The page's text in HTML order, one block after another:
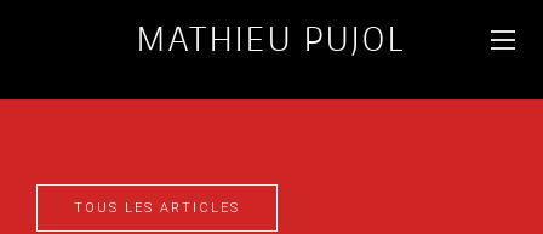
MATHIEU PUJOL
FR
TOUS LES ARTICLES